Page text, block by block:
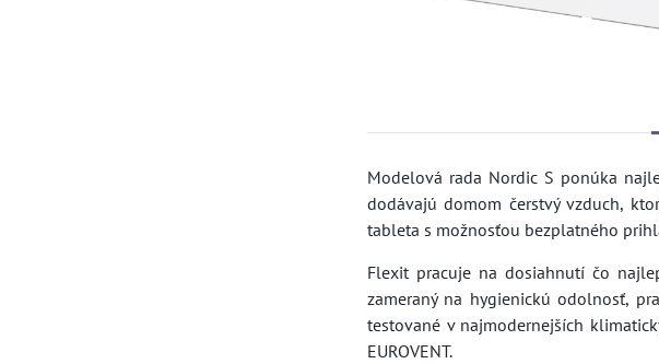
Modelová rada Nordic S ponúka
dodávajú domom čerstvý vzduch,
tableta s možnosťou bezplatného
Flexit pracuje na dosiahnutí čo
zameraný na hygienickú odolnosť,
testované v najmodernejších
EUROVENT.